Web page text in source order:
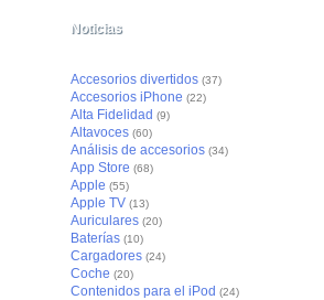
Noticias
Accesorios divertidos (37)
Accesorios iPhone (22)
Alta Fidelidad (9)
Altavoces (60)
Análisis de accesorios (34)
App Store (68)
Apple (55)
Apple TV (13)
Auriculares (20)
Baterías (10)
Cargadores (24)
Coche (20)
Contenidos para el iPod (24)